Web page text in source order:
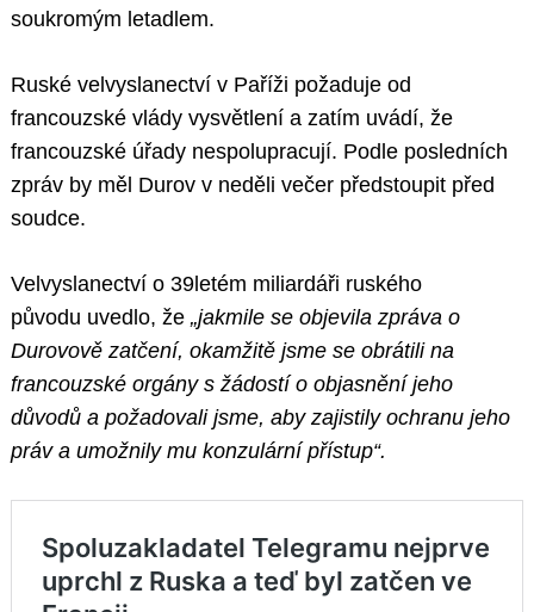
soukromým letadlem.
Ruské velvyslanectví v Paříži požaduje od
francouzské vlády vysvětlení a zatím uvádí, že
francouzské úřady nespolupracují. Podle posledních
zpráv by měl Durov v neděli večer předstoupit před
soudce.
Velvyslanectví o 39letém miliardáři ruského
původu uvedlo, že „jakmile se objevila zpráva o
Durovově zatčení, okamžitě jsme se obrátili na
francouzské orgány s žádostí o objasnění jeho
důvodů a požadovali jsme, aby zajistily ochranu jeho
práv a umožnily mu konzulární přístup“.